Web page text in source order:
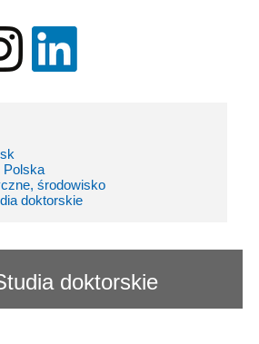
Polska
środowisko
doktorskie
doktorskie